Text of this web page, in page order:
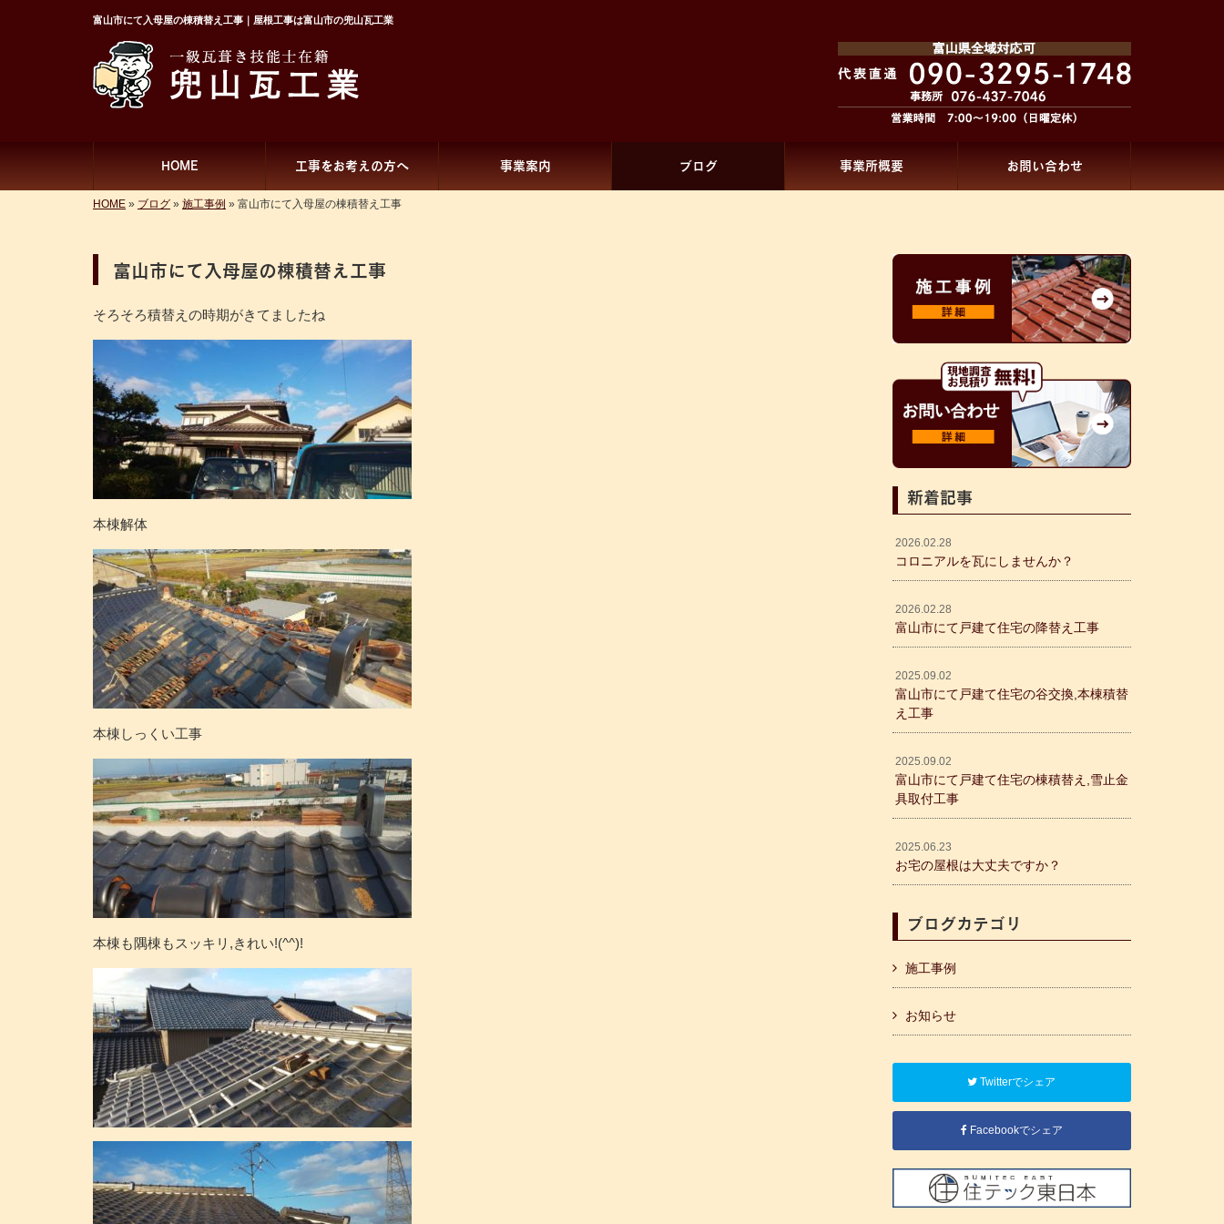
富山市にて入母屋の棟積替え工事｜屋根工事は富山市の兜山瓦工業
HOME 工事をお考えの方へ 事業案内 ブログ 事業所概要 お問い合わせ
HOME » ブログ » 施工事例 » 富山市にて入母屋の棟積替え工事
富山市にて入母屋の棟積替え工事
そろそろ積替えの時期がきてましたね
本棟解体
本棟しっくい工事
本棟も隅棟もスッキリ,きれい!(^^)!
新着記事
2026.02.28
コロニアルを瓦にしませんか？
2026.02.28
富山市にて戸建て住宅の降替え工事
2025.09.02
富山市にて戸建て住宅の谷交換,本棟積替
え工事
2025.09.02
富山市にて戸建て住宅の棟積替え,雪止金
具取付工事
2025.06.23
お宅の屋根は大丈夫ですか？
ブログカテゴリ
施工事例
お知らせ
Twitterでシェア
Facebookでシェア